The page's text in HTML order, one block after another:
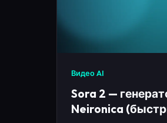
Видео AI
Sora 2 —
Neironica